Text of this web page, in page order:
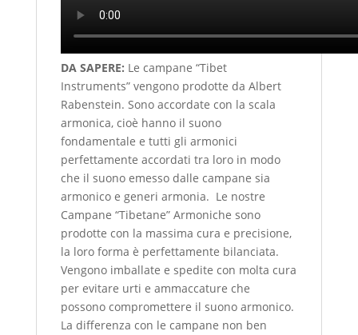
DA SAPERE: Le campane “Tibet
Instruments” vengono prodotte da Albert
Rabenstein. Sono accordate con la scala
armonica, cioè hanno il suono
fondamentale e tutti gli armonici
perfettamente accordati tra loro in modo
che il suono emesso dalle campane sia
armonico e generi armonia. Le nostre
Campane “Tibetane” Armoniche sono
prodotte con la massima cura e precisione,
la loro forma è perfettamente bilanciata.
Vengono imballate e spedite con molta cura
per evitare urti e ammaccature che
possono compromettere il suono armonico.
La differenza con le campane non ben